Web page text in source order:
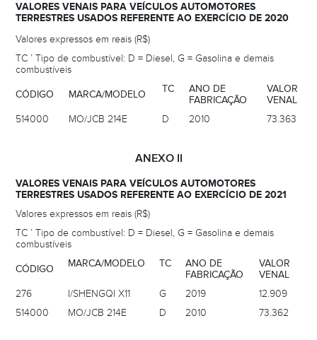
VALORES VENAIS PARA VEÍCULOS AUTOMOTORES
TERRESTRES USADOS REFERENTE AO EXERCÍCIO DE 2020
Valores expressos em reais (R$)
TC ’ Tipo de combustível: D = Diesel, G = Gasolina e demais
combustíveis
CÓDIGO MARCA/MODELO TC
ANO DE
FABRICAÇÃO
VALOR
VENAL
514000
MO/JCB 214E D 2010 73.363
ANEXO II
VALORES VENAIS PARA VEÍCULOS AUTOMOTORES
TERRESTRES USADOS REFERENTE AO EXERCÍCIO DE 2021
Valores expressos em reais (R$)
TC ’ Tipo de combustível: D = Diesel, G = Gasolina e demais
combustíveis
CÓDIGO MARCA/MODELO TC
ANO DE
FABRICAÇÃO
VALOR
VENAL
276
I/SHENGQI X11 G 2019
12.909
514000
MO/JCB 214E D 2010 73.362